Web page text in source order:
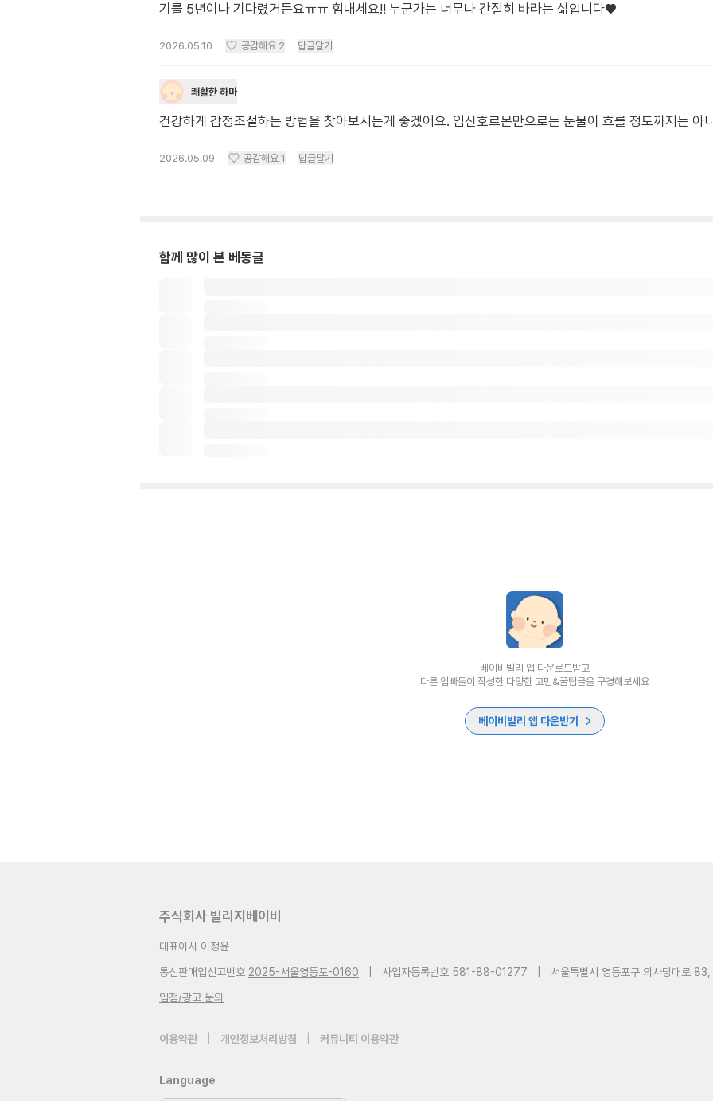
기를 5년이나 기다렸거든요ㅠㅠ 힘내세요!! 누군가는 너무나 간절히 바라는 삶입니다♥️
2026.05.10 공감해요 2 답글달기
쾌활한 하마
건강하게 감정조절하는 방법을 찾아보시는게 좋겠어요. 임신호르몬만으로는 눈물이 흐를 정도까지는 아
2026.05.09 공감해요 1 답글달기
함께 많이 본 베동글
베이비빌리 앱 다운로드받고
다른 엄빠들이 작성한 다양한 고민&꿀팁글을 구경해보세요
베이비빌리 앱 다운받기
주식회사 빌리지베이비
대표이사 이정윤
통신판매업신고번호 2025-서울영등포-0160 사업자등록번호 581-88-01277
서울특별시 영등포구 의사당대로
입점/광고 문의
이용약관 개인정보처리방침 커뮤니티 이용약관
Language